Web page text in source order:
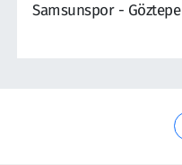
Samsunspor - Göztepe